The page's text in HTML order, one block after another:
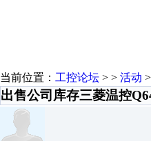
当前位置： 工控论坛 > > 活动 >
出售公司库存三菱温控